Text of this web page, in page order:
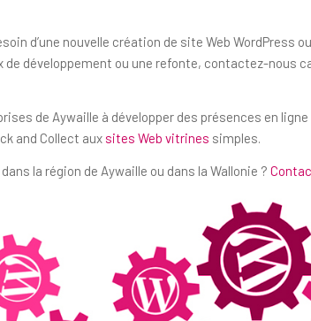
d’une nouvelle création de site Web WordPress
développement ou une refonte, contactez-nous
de Aywaille à développer des présences en
and Collect aux sites Web vitrines simples.
la région de Aywaille ou dans la Wallonie ?